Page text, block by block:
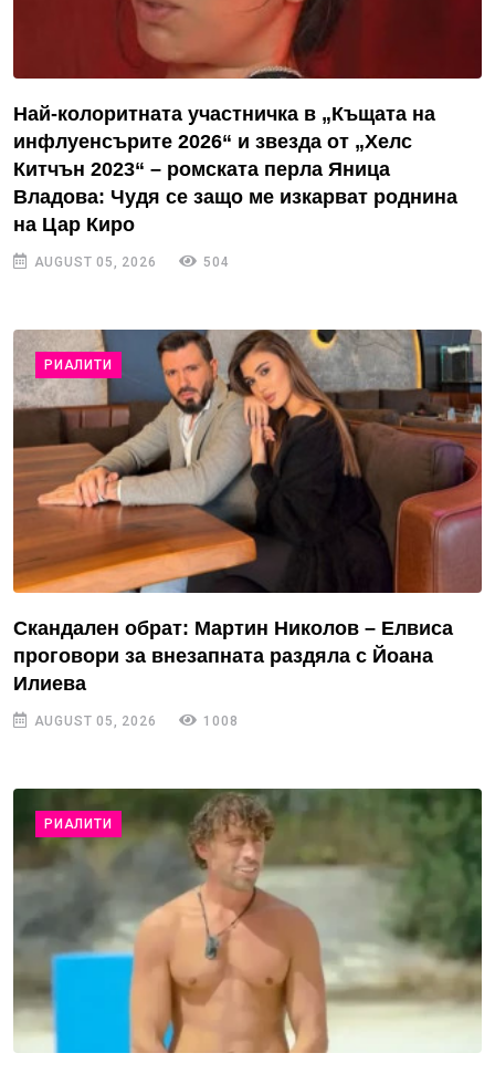
Най-колоритната участничка в „Къщата на
инфлуенсърите 2026“ и звезда от „Хелс
Китчън 2023“ – ромската перла Яница
Владова: Чудя се защо ме изкарват роднина
на Цар Киро
AUGUST 05, 2026 504
РИАЛИТИ
Скандален обрат: Мартин Николов – Елвиса
проговори за внезапната раздяла с Йоана
Илиева
AUGUST 05, 2026 1008
РИАЛИТИ